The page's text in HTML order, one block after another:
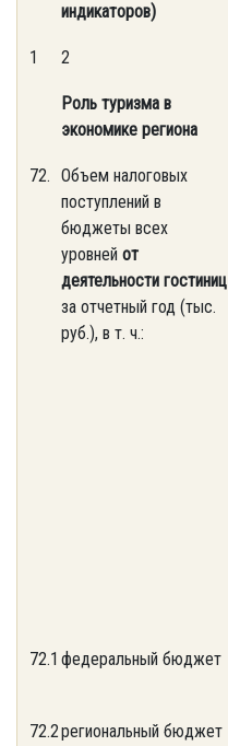
индикаторов)
1 2
Роль туризма в
экономике региона
72. Объем налоговых
поступлений в
бюджеты всех
уровней от
деятельности гостиниц
за отчетный год (тыс.
руб.), в т. ч.:
72.1 федеральный бюджет
72.2региональный бюджет